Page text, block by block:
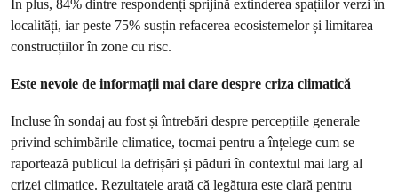
În plus, 84% dintre respondenți sprijină extinderea spațiilor verzi în
localități, iar peste 75% susțin refacerea ecosistemelor și limitarea
construcțiilor în zone cu risc.
Este nevoie de informații mai clare despre criza climatică
Incluse în sondaj au fost și întrebări despre percepțiile generale
privind schimbările climatice, tocmai pentru a înțelege cum se
raportează publicul la defrișări și păduri în contextul mai larg al
crizei climatice. Rezultatele arată că legătura este clară pentru